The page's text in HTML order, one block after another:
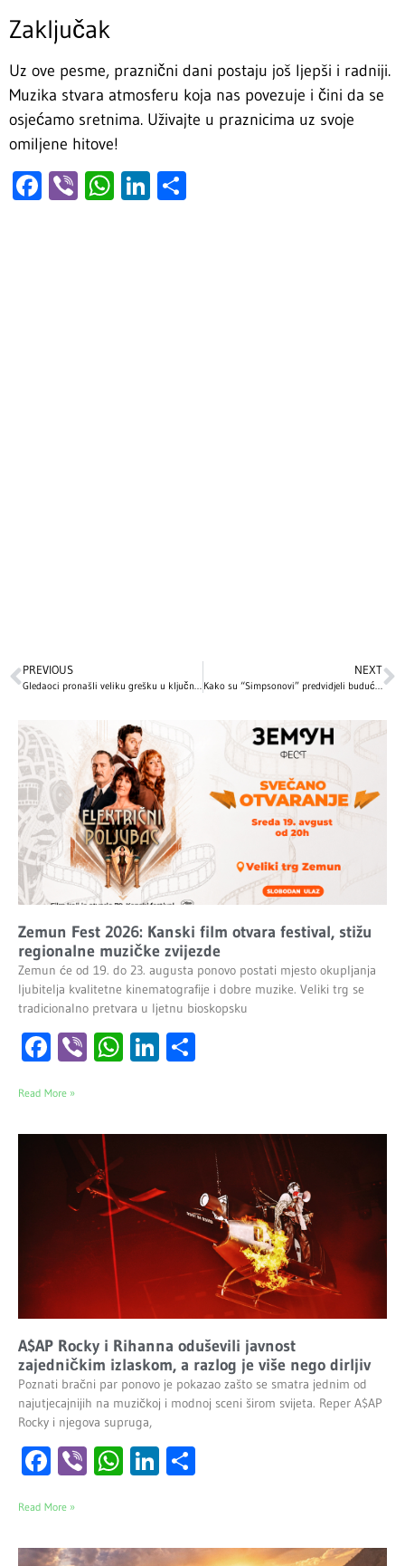
Zaključak
Uz ove pesme, praznični dani postaju još ljepši i radniji.
Muzika stvara atmosferu koja nas povezuje i čini da se
osjećamo sretnima. Uživajte u praznicima uz svoje
omiljene hitove!
Facebook
ViberWhatsApp
LinkedIn
PREVIOUS
Gledaoci pronašli veliku grešku u ključnoj sceni „Titanika“
NEXT
Kako su “Simpsonovi” predvidjeli budućnost: 31 fascinantan događaj
Zemun Fest 2026: Kanski film otvara festival, stižu
regionalne muzičke zvijezde
Zemun će od 19. do 23. augusta ponovo postati mjesto okupljanja
ljubitelja kvalitetne kinematografije i dobre muzike. Veliki trg se
tradicionalno pretvara u ljetnu bioskopsku
Facebook
ViberWhatsApp
LinkedIn
Read More »
A$AP Rocky i Rihanna oduševili javnost
zajedničkim izlaskom, a razlog je više nego dirljiv
Poznati bračni par ponovo je pokazao zašto se smatra jednim od
najutjecajnijih na muzičkoj i modnoj sceni širom svijeta. Reper A$AP
Rocky i njegova supruga,
Facebook
ViberWhatsApp
LinkedIn
Read More »